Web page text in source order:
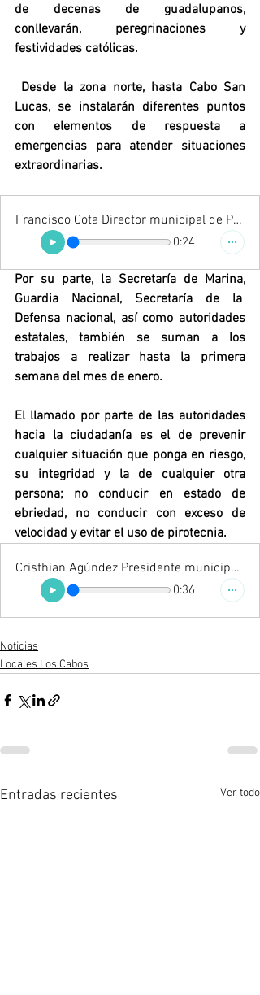
de decenas de guadalupanos,
conllevarán, peregrinaciones y
festividades católicas.
Desde la zona norte, hasta Cabo San
Lucas, se instalarán diferentes puntos
con elementos de respuesta a
emergencias para atender situaciones
extraordinarias.
Francisco Cota Director municipal de Protección civil
0:24
Por su parte, la Secretaría de Marina,
Guardia Nacional, Secretaría de la
Defensa nacional, así como autoridades
estatales, también se suman a los
trabajos a realizar hasta la primera
semana del mes de enero.
El llamado por parte de las autoridades
hacia la ciudadanía es el de prevenir
cualquier situación que ponga en riesgo,
su integridad y la de cualquier otra
persona; no conducir en estado de
ebriedad, no conducir con exceso de
velocidad y evitar el uso de pirotecnia.
Cristhian Agúndez Presidente municipal de Los Cabos
0:36
Noticias
Locales Los Cabos
Entradas recientes Ver todo